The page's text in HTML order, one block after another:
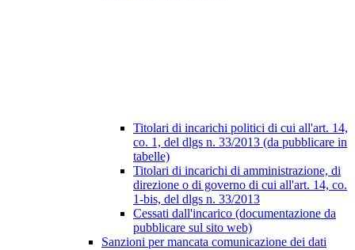
Titolari di incarichi politici di cui all'art. 14,
co. 1, del dlgs n. 33/2013 (da pubblicare in
tabelle)
Titolari di incarichi di amministrazione, di
direzione o di governo di cui all'art. 14, co.
1-bis, del dlgs n. 33/2013
Cessati dall'incarico (documentazione da
pubblicare sul sito web)
Sanzioni per mancata comunicazione dei dati